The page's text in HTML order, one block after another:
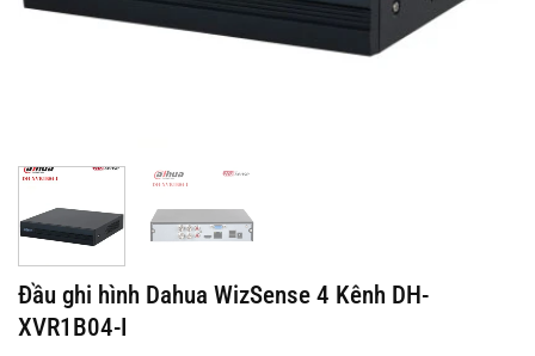
Đầu ghi hình Dahua WizSense 4 Kênh DH-
XVR1B04-I